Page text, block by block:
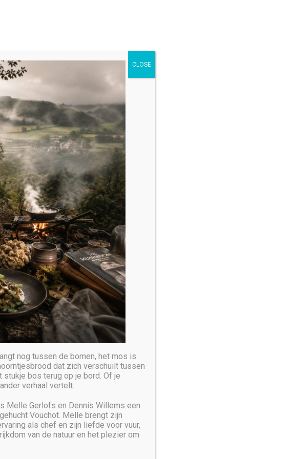
of Restaurant
we are, we belong to a food community, our presence in the
interdependency. This is what direct contact with the Earth
to us.
Cook Awards
Drink Culture 2020
Contact Me
EMAIL:benoit@mail.com
PHONE:+33 125 15 26 36
nog tussen de bomen, het mos is
dat zich verschuilt tussen
stukje bos terug op je bord. Of je
verhaal vertelt.
Melle Gerlofs en Dennis Willems een
Vouchot. Melle brengt zijn
als chef en zijn liefde voor vuur,
van de natuur en het plezier om
CLOSE